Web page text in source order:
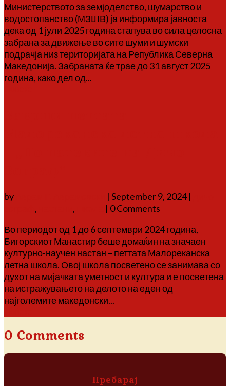
Министерството за земјоделство, шумарство и
водостопанство (МЗШВ) ја информира јавноста
дека од 1 јули 2025 година стапува во сила целосна
забрана за движење во сите шуми и шумски
подрачја низ територијата на Република Северна
Македонија. Забраната ќе трае до 31 август 2025
година, како дел од...
by | September 9, 2024|
, ,
| 0 Comments
Во периодот од 1 до 6 септември 2024 година,
Бигорскиот Манастир беше домаќин на значаен
културно-научен настан – петтата Малореканска
летна школа. Овој школа посветено се занимава со
духот на мијачката уметност и култура и е посветена
на истражувањето на делото на еден од
најголемите македонски...
0 Comments
Пребарај